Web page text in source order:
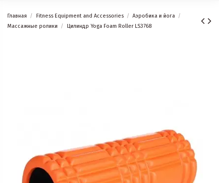
Главная Fitness Equipment and Accessories
Аэробика и йога
Массажные ролики
Цилиндр Yoga Foam Roller LS3768